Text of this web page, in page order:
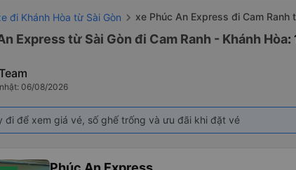
đi Khánh Hòa từ Sài Gòn xe Phúc An Express đi Cam Ranh
Express từ Sài Gòn đi Cam Ranh - Khánh Hòa:
06/08/2026
đi để xem giá vé, số ghế trống và ưu đãi khi đặt vé